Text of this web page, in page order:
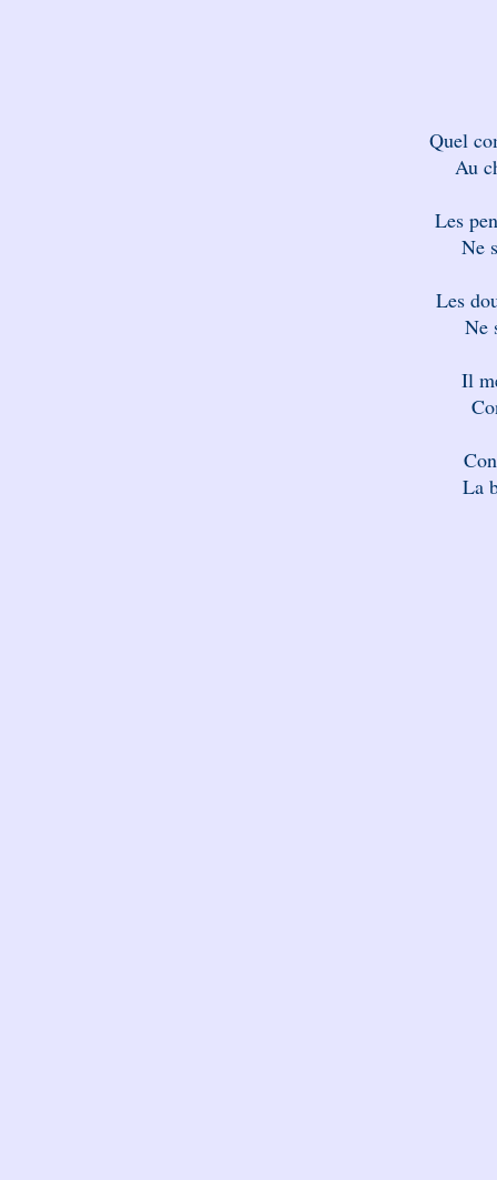
Quel
Au
Les
Ne
Les
Ne
Il
La